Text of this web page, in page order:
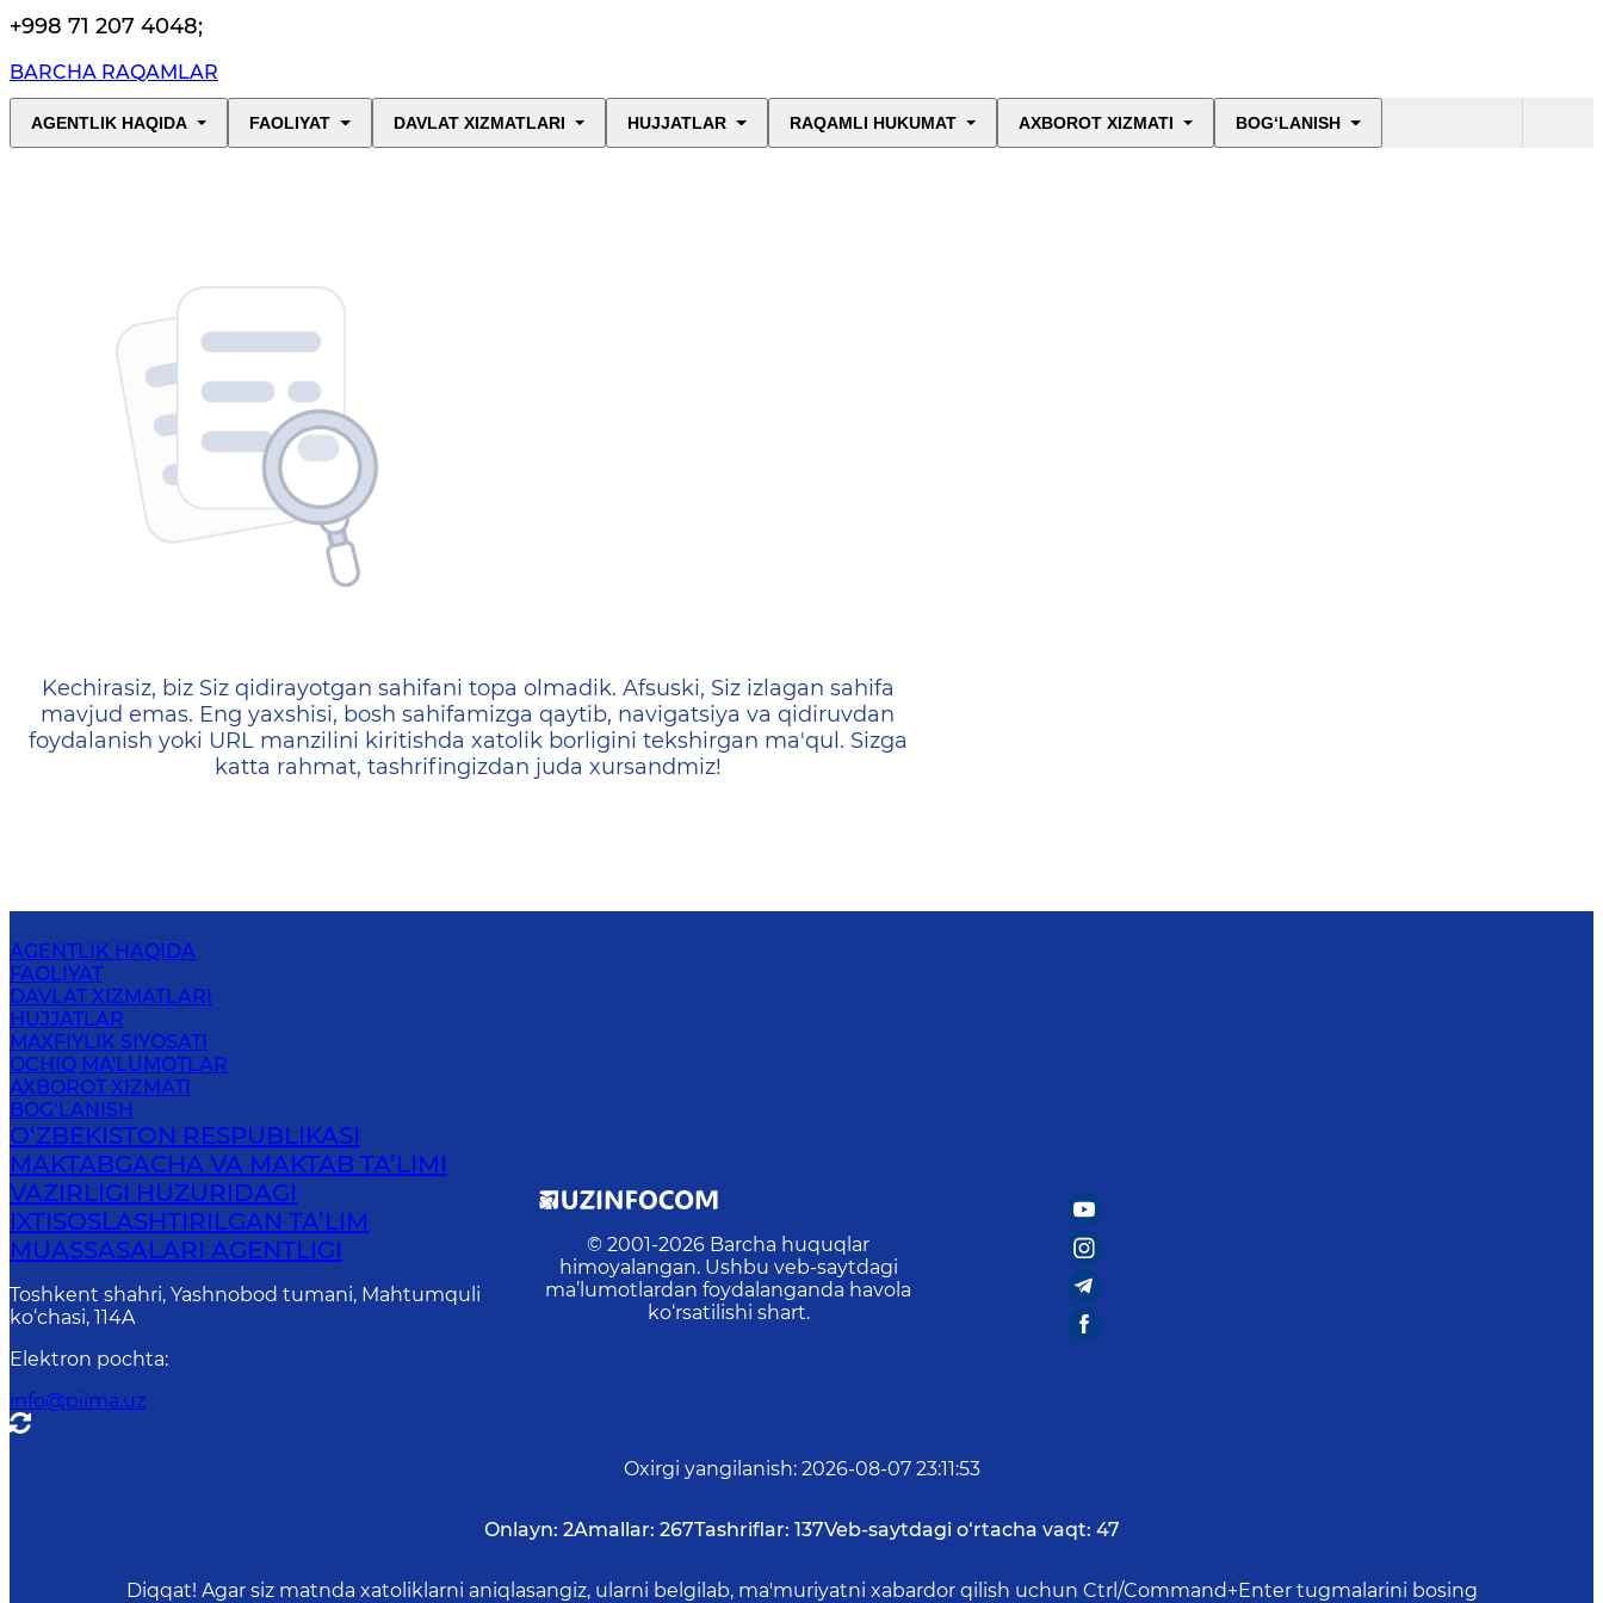
+998 71 207 4048;
BARCHA RAQAMLAR
AGENTLIK HAQIDA FAOLIYAT DAVLAT XIZMATLARI HUJJATLAR RAQAMLI HUKUMAT AXBOROT XIZMATI BOG‘LANISH
404 — Страница не найдена
Kechirasiz, biz Siz qidirayotgan sahifani topa olmadik. Afsuski, Siz izlagan sahifa
mavjud emas. Eng yaxshisi, bosh sahifamizga qaytib, navigatsiya va qidiruvdan
foydalanish yoki URL manzilini kiritishda xatolik borligini tekshirgan ma'qul. Sizga
katta rahmat, tashrifingizdan juda xursandmiz!
AGENTLIK HAQIDA
FAOLIYAT
DAVLAT XIZMATLARI
HUJJATLAR
MAXFIYLIK SIYOSATI
OCHIQ MA'LUMOTLAR
AXBOROT XIZMATI
BOG‘LANISH
O‘ZBEKISTON RESPUBLIKASI
MAKTABGACHA VA MAKTAB TA’LIMI
VAZIRLIGI HUZURIDAGI
IXTISOSLASHTIRILGAN TA’LIM
MUASSASALARI AGENTLIGI
Toshkent shahri, Yashnobod tumani, Mahtumquli
ko‘chasi, 114A
Elektron pochta:
info@piima.uz
© 2001-2026 Barcha huquqlar
himoyalangan. Ushbu veb-saytdagi
ma’lumotlardan foydalanganda havola
ko‘rsatilishi shart.
Oxirgi yangilanish: 2026-08-07 23:11:53
Onlayn: 2Amallar: 267Tashriflar: 137Veb-saytdagi o‘rtacha vaqt: 47
Diqqat! Agar siz matnda xatoliklarni aniqlasangiz, ularni belgilab, ma'muriyatni xabardor qilish uchun Ctrl/Command+Enter tugmalarini bosing